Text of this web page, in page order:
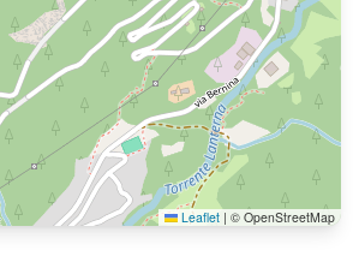
Leaflet | © OpenStreetMap